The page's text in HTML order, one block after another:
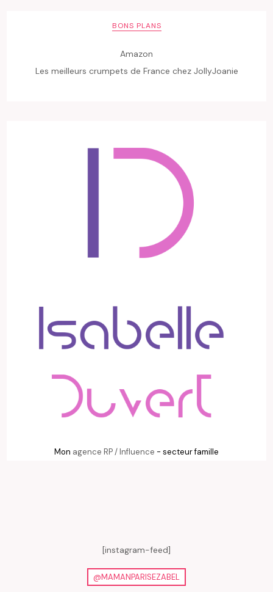
BONS PLANS
Amazon
Les meilleurs crumpets de France chez JollyJoanie
Mon agence RP / Influence - secteur famille
[instagram-feed]
@MAMANPARISEZABEL